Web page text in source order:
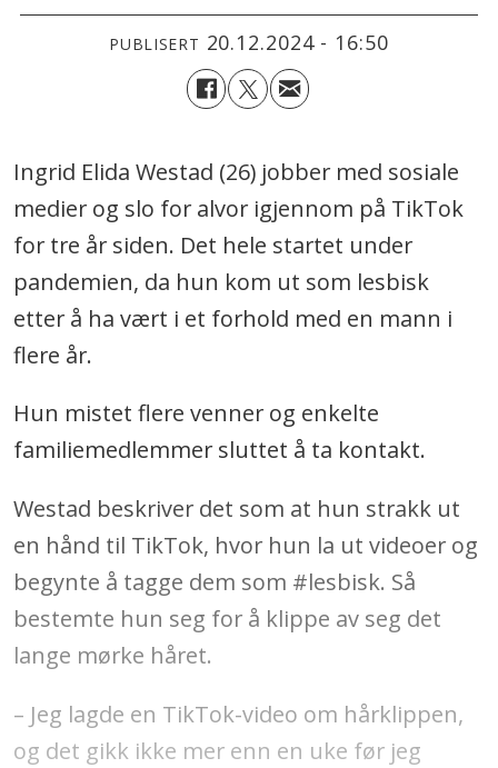
PUBLISERT 20.12.2024 - 16:50
Ingrid Elida Westad (26) jobber med sosiale
medier og slo for alvor igjennom på TikTok
for tre år siden. Det hele startet under
pandemien, da hun kom ut som lesbisk
etter å ha vært i et forhold med en mann i
flere år.
Hun mistet flere venner og enkelte
familiemedlemmer sluttet å ta kontakt.
Westad beskriver det som at hun strakk ut
en hånd til TikTok, hvor hun la ut videoer og
begynte å tagge dem som #lesbisk. Så
bestemte hun seg for å klippe av seg det
lange mørke håret.
– Jeg lagde en TikTok-video om hårklippen,
og det gikk ikke mer enn en uke før jeg